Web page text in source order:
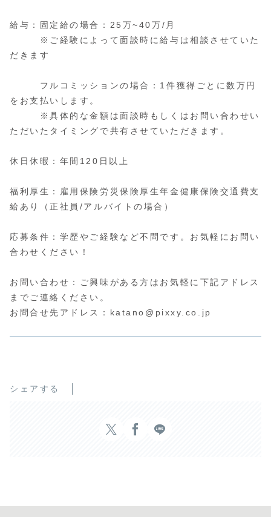
給与：固定給の場合：25万~40万/月
※ご経験によって面談時に給与は相談させていた
だきます
フルコミッションの場合：1件獲得ごとに数万円
をお支払いします。
※具体的な金額は面談時もしくはお問い合わせい
ただいたタイミングで共有させていただきます。
休日休暇：年間120日以上
福利厚生：雇用保険労災保険厚生年金健康保険交通費支
給あり（正社員/アルバイトの場合）
応募条件：学歴やご経験など不問です。お気軽にお問い
合わせください！
お問い合わせ：ご興味がある方はお気軽に下記アドレス
までご連絡ください。
お問合せ先アドレス：katano@pixxy.co.jp
シェアする